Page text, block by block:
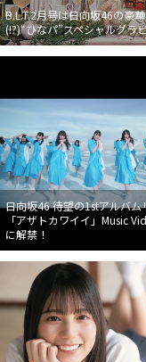
B.L.T.2月号は日向坂46の豪
(!?)“ひなパ”スペシャルグラ
日向坂46 待望の1stアルバム
「アザトカワイイ」Music
に解禁！